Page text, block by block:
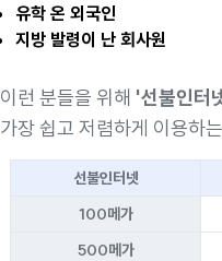
유학 온 외국인
지방 발령이 난 회사원
이런 분들을 위해 '선불인터
가장 쉽고 저렴하게 이용하
선불인터넷
100메가
500메가